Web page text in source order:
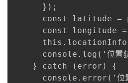
      });
const latitude =
const longitude
this.locationInfo
console.log('位置
    } catch (error) {
console.error('位